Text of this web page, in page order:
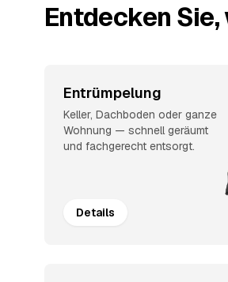
Entdecken
Entrümpelung
Keller, Dachboden oder ganze
Wohnung — schnell geräumt
und fachgerecht entsorgt.
Details